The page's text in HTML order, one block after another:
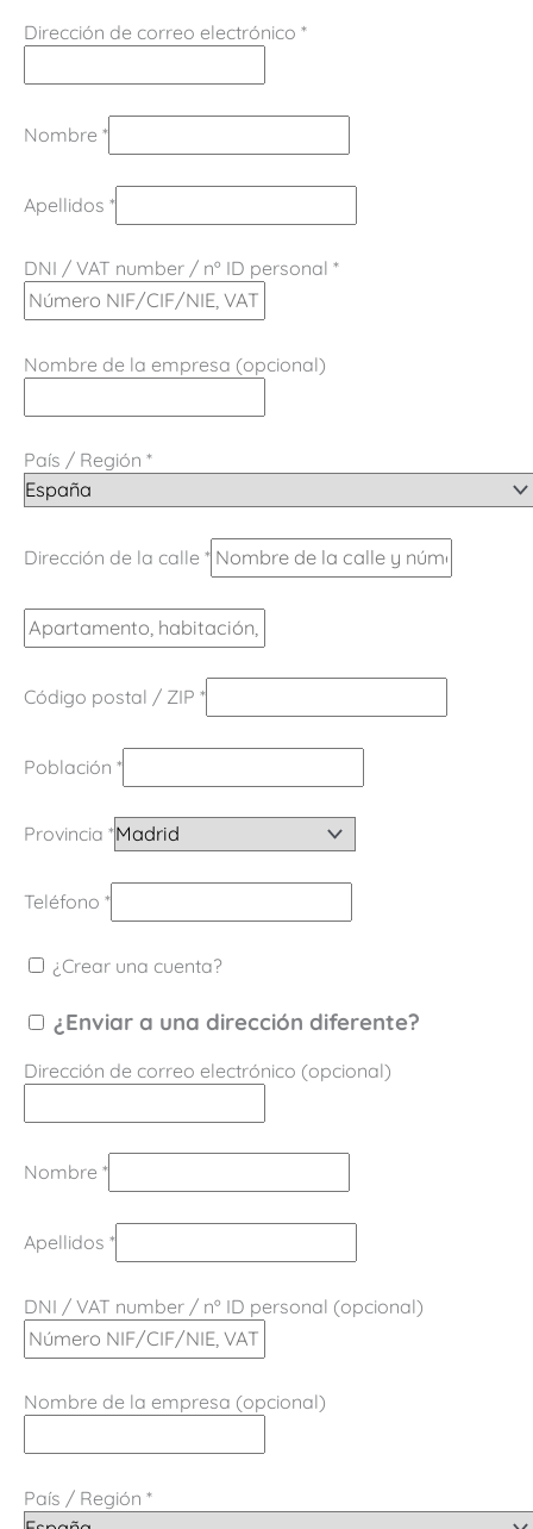
Dirección de correo electrónico *
Nombre *
Apellidos *
DNI / VAT number / nº ID personal *
Nombre de la empresa (opcional)
País / Región *
Dirección de la calle *
Código postal / ZIP *
Población *
Provincia *
Teléfono *
¿Crear una cuenta?
¿Enviar a una dirección diferente?
Dirección de correo electrónico (opcional)
Nombre *
Apellidos *
DNI / VAT number / nº ID personal (opcional)
Nombre de la empresa (opcional)
País / Región *